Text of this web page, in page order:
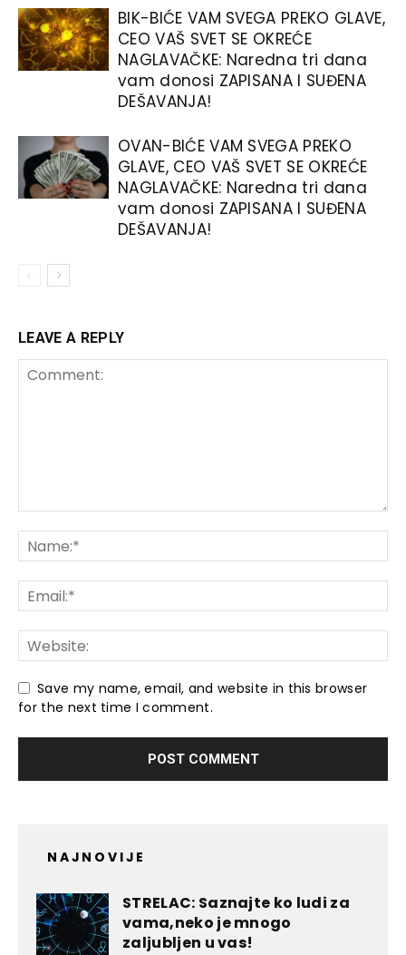
BIK-BIĆE VAM SVEGA PREKO GLAVE,
CEO VAŠ SVET SE OKREĆE
NAGLAVAČKE: Naredna tri dana
vam donosi ZAPISANA I SUĐENA
DEŠAVANJA!
OVAN-BIĆE VAM SVEGA PREKO
GLAVE, CEO VAŠ SVET SE OKREĆE
NAGLAVAČKE: Naredna tri dana
vam donosi ZAPISANA I SUĐENA
DEŠAVANJA!
LEAVE A REPLY
Save my name, email, and website in this browser
for the next time I comment.
NAJNOVIJE
STRELAC: Saznajte ko ludi za
vama,neko je mnogo
zaljubljen u vas!